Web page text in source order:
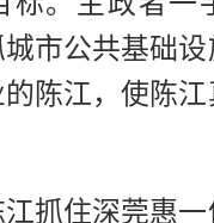
市公共基础
陈江，使陈
抓住深莞惠